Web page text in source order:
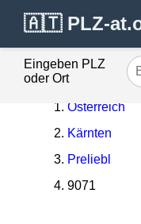
🇦🇹 PLZ-
Eingeben PLZ
oder Ort
Österreich
Kärnten
Preliebl
9071